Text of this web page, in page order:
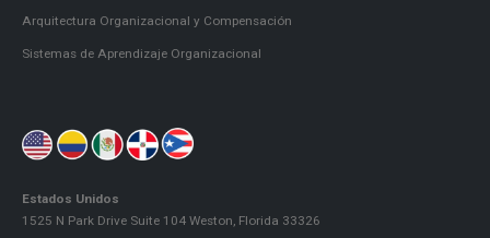
Arquitectura Organizacional y Compensación
Sistemas de Aprendizaje Organizacional
Estados Unidos
1525 N Park Drive Suite 104 Weston, Florida 33326